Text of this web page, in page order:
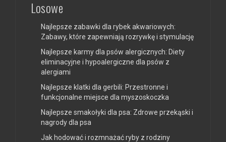
Losowe
Najlepsze zabawki dla rybek akwariowych:
Zabawy, które zapewniają rozrywkę i stymulację
Najlepsze karmy dla psów alergicznych: Diety
eliminacyjne i hypoalergiczne dla psów z
alergiami
Najlepsze klatki dla gerbili: Przestronne i
funkcjonalne miejsce dla myszoskoczka
Najlepsze smakołyki dla psa: Zdrowe przekąski i
nagrody dla psa
Jak hodować i rozmnażać ryby z rodziny